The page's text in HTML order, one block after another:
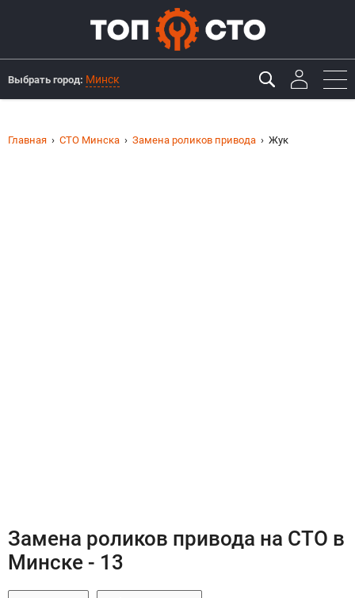
Выбрать город: Минск
Главная СТО Минска Замена роликов привода Жук
Замена роликов привода на СТО в
Минске - 13